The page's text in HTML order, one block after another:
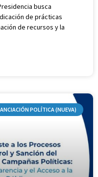
busca
de prácticas
de recursos y la
POLÍTICA (NUEVA)